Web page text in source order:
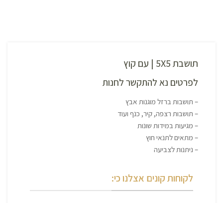
תושבת 5X5 | עם קוץ
לפרטים נא להתקשר לחנות
– תושבות ברזל מוגנות אבץ
– תושבות רצפה, קיר, כנף ועוד
– מגיעות במידות שונות
– מתאים לתנאי חוץ
– ניתנות לצביעה
לקוחות קונים אצלנו כי: